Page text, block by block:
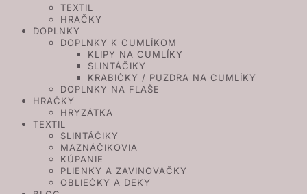
TEXTIL
HRAČKY
DOPLNKY
DOPLNKY K CUMLÍKOM
KLIPY NA CUMLÍKY
SLINTÁČIKY
KRABIČKY / PUZDRA NA CUMLÍKY
DOPLNKY NA FĽAŠE
HRAČKY
HRYZÁTKA
TEXTIL
SLINTÁČIKY
MAZNÁČIKOVIA
KÚPANIE
PLIENKY A ZAVINOVAČKY
OBLIEČKY A DEKY